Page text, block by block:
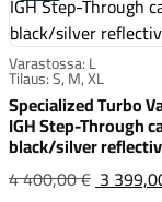
Varastossa: L
Tilaus: S, M, XL
Specialized Turbo
IGH Step-Through
black/silver
4 400,00 €3